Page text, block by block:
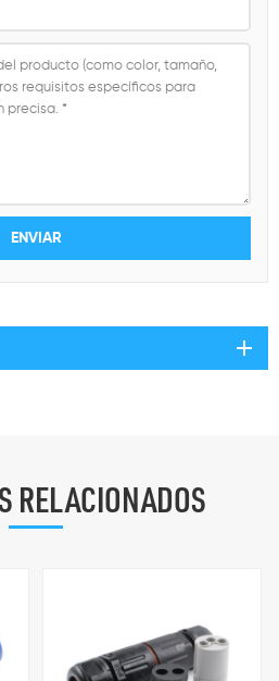
RELACIONADOS